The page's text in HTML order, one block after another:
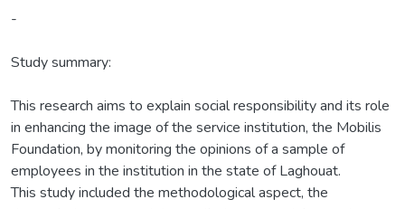
-
Study summary:
This research aims to explain social responsibility and its role
in enhancing the image of the service institution, the Mobilis
Foundation, by monitoring the opinions of a sample of
employees in the institution in the state of Laghouat.
This study included the methodological aspect, the